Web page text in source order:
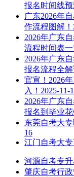
报名时间线预
广东2026年
作流程图解！
2026年广东
流程时间表一
2026年广东
报名流程全解
官宣！2026
入！ 2025-11-
2026年广东
报名到毕业花
东莞自考大
16
江门自考大
河源自考专
肇庆自考行